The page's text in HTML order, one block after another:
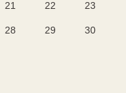
21 22 23
28 29 30